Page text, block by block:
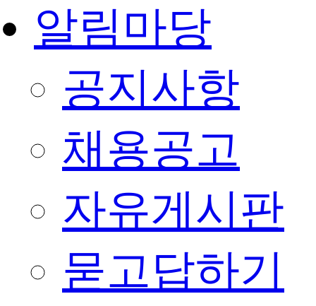
알림마당
공지사항
채용공고
자유게시판
묻고답하기